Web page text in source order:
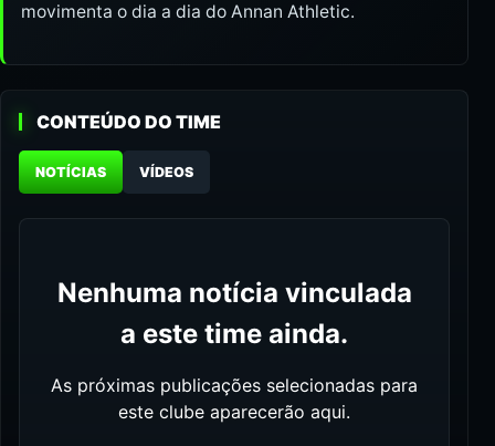
movimenta o dia a dia do Annan Athletic.
CONTEÚDO DO TIME
NOTÍCIAS VÍDEOS
Nenhuma notícia vinculada
a este time ainda.
As próximas publicações selecionadas para
este clube aparecerão aqui.